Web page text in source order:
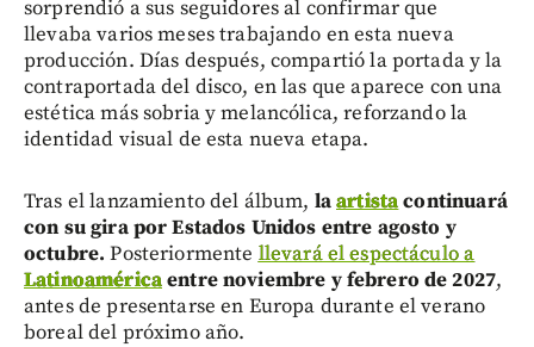
sorprendió a sus seguidores al confirmar que
llevaba varios meses trabajando en esta nueva
producción. Días después, compartió la portada y la
contraportada del disco, en las que aparece con una
estética más sobria y melancólica, reforzando la
identidad visual de esta nueva etapa.
Tras el lanzamiento del álbum, laartistacontinuará
con su gira por Estados Unidos entre agosto y
octubre. Posteriormente llevará el espectáculo a
Latinoaméricaentre noviembre y febrero de 2027,
antes de presentarse en Europa durante el verano
boreal del próximo año.